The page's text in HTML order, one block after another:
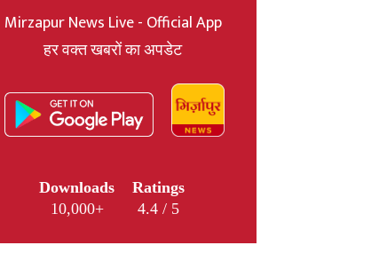
Mirzapur News Live - Official App
हर वक्त खबरों का अपडेट
Downloads
10,000+
Ratings
4.4 / 5